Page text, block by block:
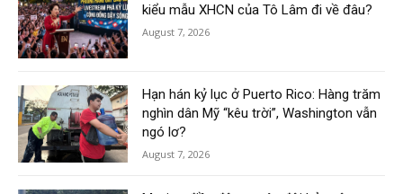
kiểu mẫu XHCN của Tô Lâm đi về đâu?
August 7, 2026
Hạn hán kỷ lục ở Puerto Rico: Hàng trăm
nghìn dân Mỹ “kêu trời”, Washington vẫn
ngó lơ?
August 7, 2026